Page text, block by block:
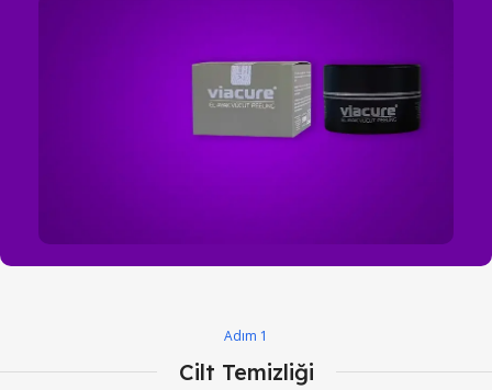
Adım 1
Cilt Temizliği